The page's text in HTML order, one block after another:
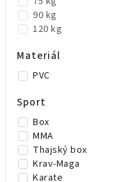
90 kg
120 kg
Materiál
PVC
Sport
Box
MMA
Thajský box
Krav-Maga
Karate